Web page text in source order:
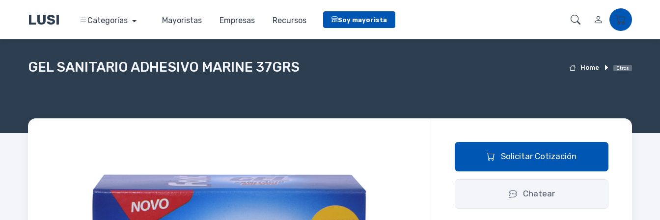
LUSI Categorías Mayoristas Empresas Recursos Soy mayorista
Home Otros
GEL SANITARIO ADHESIVO MARINE 37GRS
Solicitar Cotización
Chatear